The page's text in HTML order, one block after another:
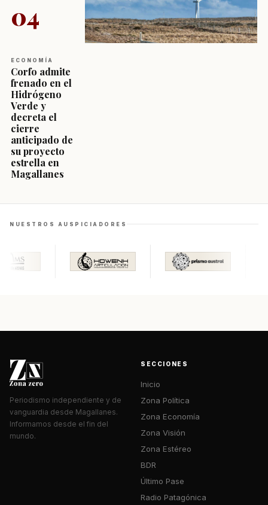
04
ECONOMÍA
Corfo admite
frenado en el
Hidrógeno
Verde y
decreta el
cierre
anticipado de
su proyecto
estrella en
Magallanes
NUESTROS AUSPICIADORES
Periodismo independiente y de
vanguardia desde Magallanes.
Informamos desde el fin del
mundo.
SECCIONES
Inicio
Zona Política
Zona Economía
Zona Visión
Zona Estéreo
BDR
Último Pase
Radio Patagónica